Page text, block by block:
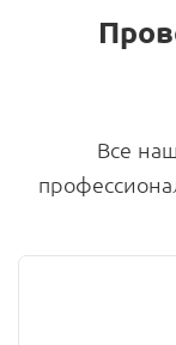
Все